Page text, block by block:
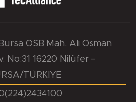
OSB Mah. Ali Osman
No:31 16220 Nilüfer –
TÜRKİYE